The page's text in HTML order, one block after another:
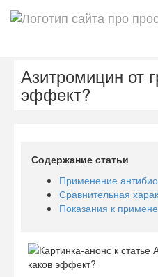
Азитромицин от
эффект?
Содержание статьи
Применение
Сравнительная
Показания к